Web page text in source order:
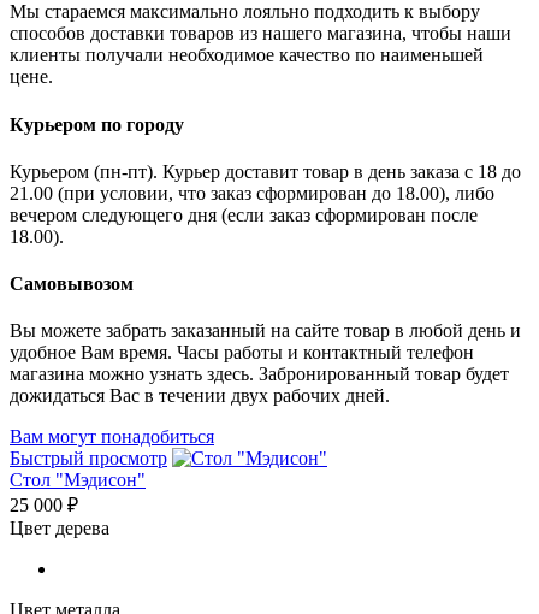
Мы стараемся максимально лояльно подходить к выбору
способов доставки товаров из нашего магазина, чтобы наши
клиенты получали необходимое качество по наименьшей
цене.
Курьером по городу
Курьером (пн-пт). Курьер доставит товар в день заказа с 18 до
21.00 (при условии, что заказ сформирован до 18.00), либо
вечером следующего дня (если заказ сформирован после
18.00).
Самовывозом
Вы можете забрать заказанный на сайте товар в любой день и
удобное Вам время. Часы работы и контактный телефон
магазина можно узнать здесь. Забронированный товар будет
дожидаться Вас в течении двух рабочих дней.
Вам могут понадобиться
Быстрый просмотр
Стол "Мэдисон"
25 000 ₽
Цвет дерева